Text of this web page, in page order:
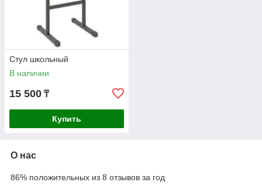
Стул школьный
В наличии
15 500 ₸
Купить
О нас
86% положительных из 8 отзывов за год